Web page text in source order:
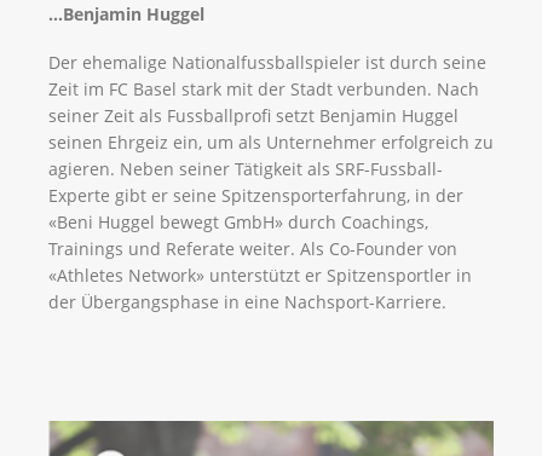
...Benjamin Huggel
Der ehemalige Nationalfussballspieler ist durch seine
Zeit im FC Basel stark mit der Stadt verbunden. Nach
seiner Zeit als Fussballprofi setzt Benjamin Huggel
seinen Ehrgeiz ein, um als Unternehmer erfolgreich zu
agieren. Neben seiner Tätigkeit als SRF-Fussball-
Experte gibt er seine Spitzensporterfahrung, in der
«Beni Huggel bewegt GmbH» durch Coachings,
Trainings und Referate weiter. Als Co-Founder von
«Athletes Network» unterstützt er Spitzensportler in
der Übergangsphase in eine Nachsport-Karriere.